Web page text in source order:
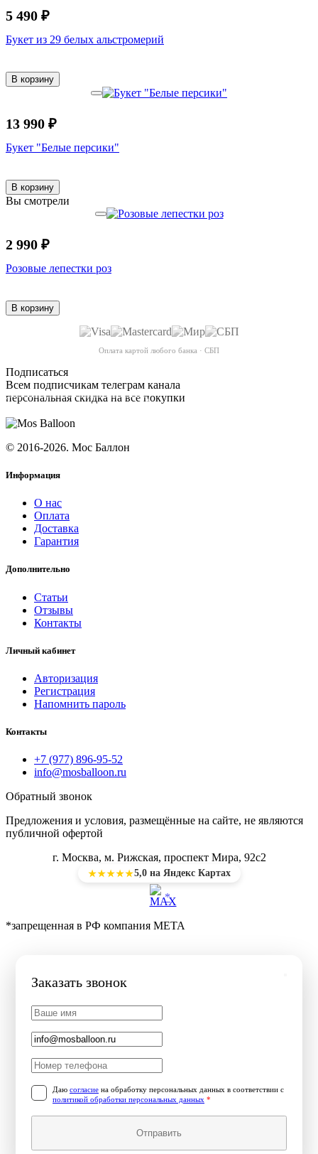
5 490 ₽
Букет из 29 белых альстромерий
В корзину
13 990 ₽
Букет "Белые персики"
В корзину
Вы смотрели
2 990 ₽
Розовые лепестки роз
В корзину
Оплата картой любого банка · СБП
Подписаться
Всем подписчикам телеграм канала
персональная скидка на все покупки
© 2016-2026. Мос Баллон
Информация
О нас
Оплата
Доставка
Гарантия
Дополнительно
Статьи
Отзывы
Контакты
Личный кабинет
Авторизация
Регистрация
Напомнить пароль
Контакты
+7 (977) 896-95-52
info@mosballoon.ru
Обратный звонок
Предложения и условия, размещённые на сайте, не являются
публичной офертой
г. Москва, м. Рижская, проспект Мира, 92с2
★★★★★5,0 на Яндекс Картах
*
*запрещенная в РФ компания МЕТА
Заказать звонок
Даю согласие на обработку персональных данных в соответствии с
политикой обработки персональных данных *
Отправить